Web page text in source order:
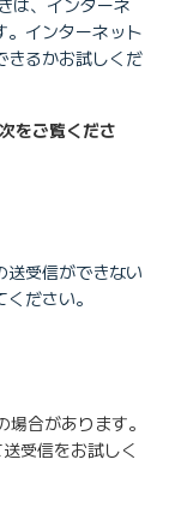
。インターネット
きるかお試しくだ
をご覧くださ
送受信ができない
ださい。
合があります。
受信をお試しく